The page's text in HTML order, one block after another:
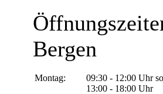
Bergen
Montag:
09:30 - 12:00 Uhr
13:00 - 18:00 Uhr